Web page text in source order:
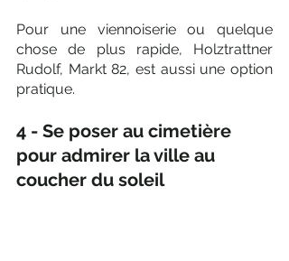
Pour une viennoiserie ou quelque
chose de plus rapide, Holztrattner
Rudolf, Markt 82, est aussi une option
pratique.
4 - Se poser au cimetière
pour admirer la ville au
coucher du soleil